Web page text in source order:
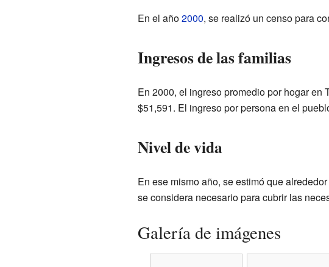
En el año2000, se realizó un censo para
Ingresos de las familias
En 2000, el ingreso promedio por hogar en
$51,591. El ingreso por persona en el
Nivel de vida
En ese mismo año, se estimó que
se considera necesario para cubrir las
Galería de imágenes